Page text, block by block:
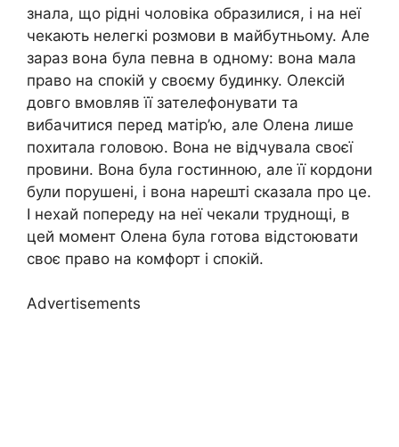
знала, що рідні чоловіка образилися, і на неї
чекають нелегкі розмови в майбутньому. Але
зараз вона була певна в одному: вона мала
право на спокій у своєму будинку. Олексій
довго вмовляв її зателефонувати та
вибачитися перед матір’ю, але Олена лише
похитала головою. Вона не відчувала своєї
провини. Вона була гостинною, але її кордони
були порушені, і вона нарешті сказала про це.
І нехай попереду на неї чекали труднощі, в
цей момент Олена була готова відстоювати
своє право на комфорт і спокій.
Advertisements